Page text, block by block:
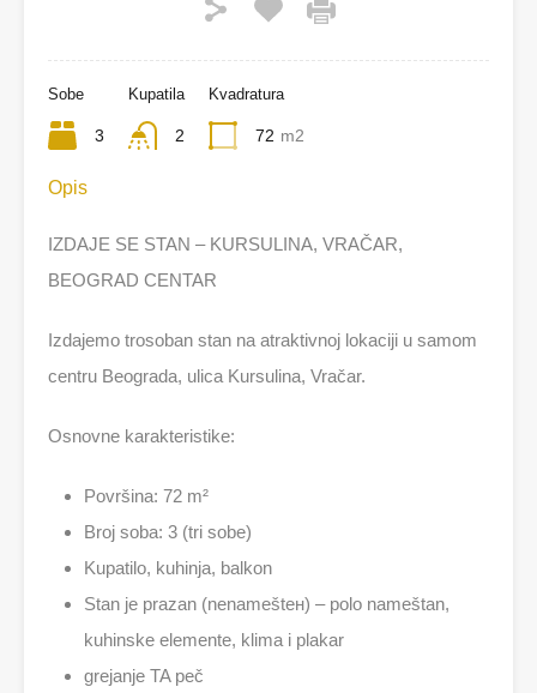
Sobe
3
Kupatila
2
Kvadratura
72 m2
Opis
IZDAJE SE STAN – KURSULINA, VRAČAR,
BEOGRAD CENTAR
Izdajemo trosoban stan na atraktivnoj lokaciji u samom
centru Beograda, ulica Kursulina, Vračar.
Osnovne karakteristike:
Površina: 72 m²
Broj soba: 3 (tri sobe)
Kupatilo, kuhinja, balkon
Stan je prazan (nenameštен) – polo nameštan,
kuhinske elemente, klima i plakar
grejanje TA peč